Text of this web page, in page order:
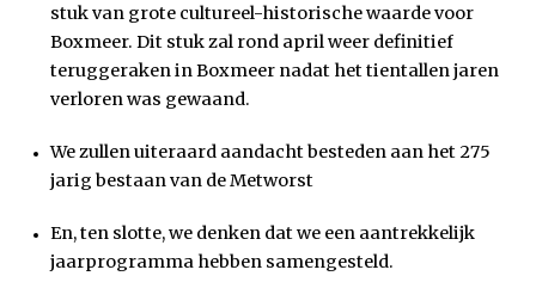
stuk van grote cultureel-historische waarde voor
Boxmeer. Dit stuk zal rond april weer definitief
teruggeraken in Boxmeer nadat het tientallen jaren
verloren was gewaand.
We zullen uiteraard aandacht besteden aan het 275
jarig bestaan van de Metworst
En, ten slotte, we denken dat we een aantrekkelijk
jaarprogramma hebben samengesteld.